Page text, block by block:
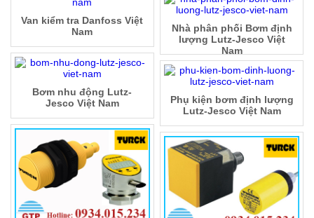
Van kiểm tra Danfoss Việt
Nam
Nhà phân phối Bơm định
lượng Lutz-Jesco Việt
Nam
Bơm nhu động Lutz-
Jesco Việt Nam
Phụ kiện bơm định lượng
Lutz-Jesco Việt Nam